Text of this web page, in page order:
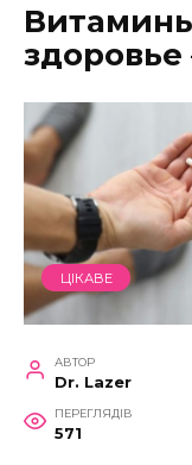
ЦІКАВЕ
АВТОР
Dr. Lazer
ПЕРЕГЛЯДІВ
571